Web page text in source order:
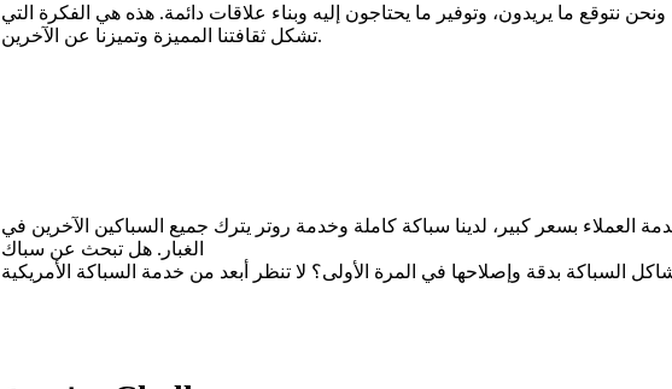
نتوقع ما يريدون، وتوفير ما يحتاجون إليه وبناء علاقات دائمة. هذه هي الفكرة التي
تشكل ثقافتنا المميزة وتميزنا عن الآخرين.
بسعر كبير، لدينا سباكة كاملة وخدمة روتر يترك جميع السباكين الآخرين في
الغبار. هل تبحث عن سباك